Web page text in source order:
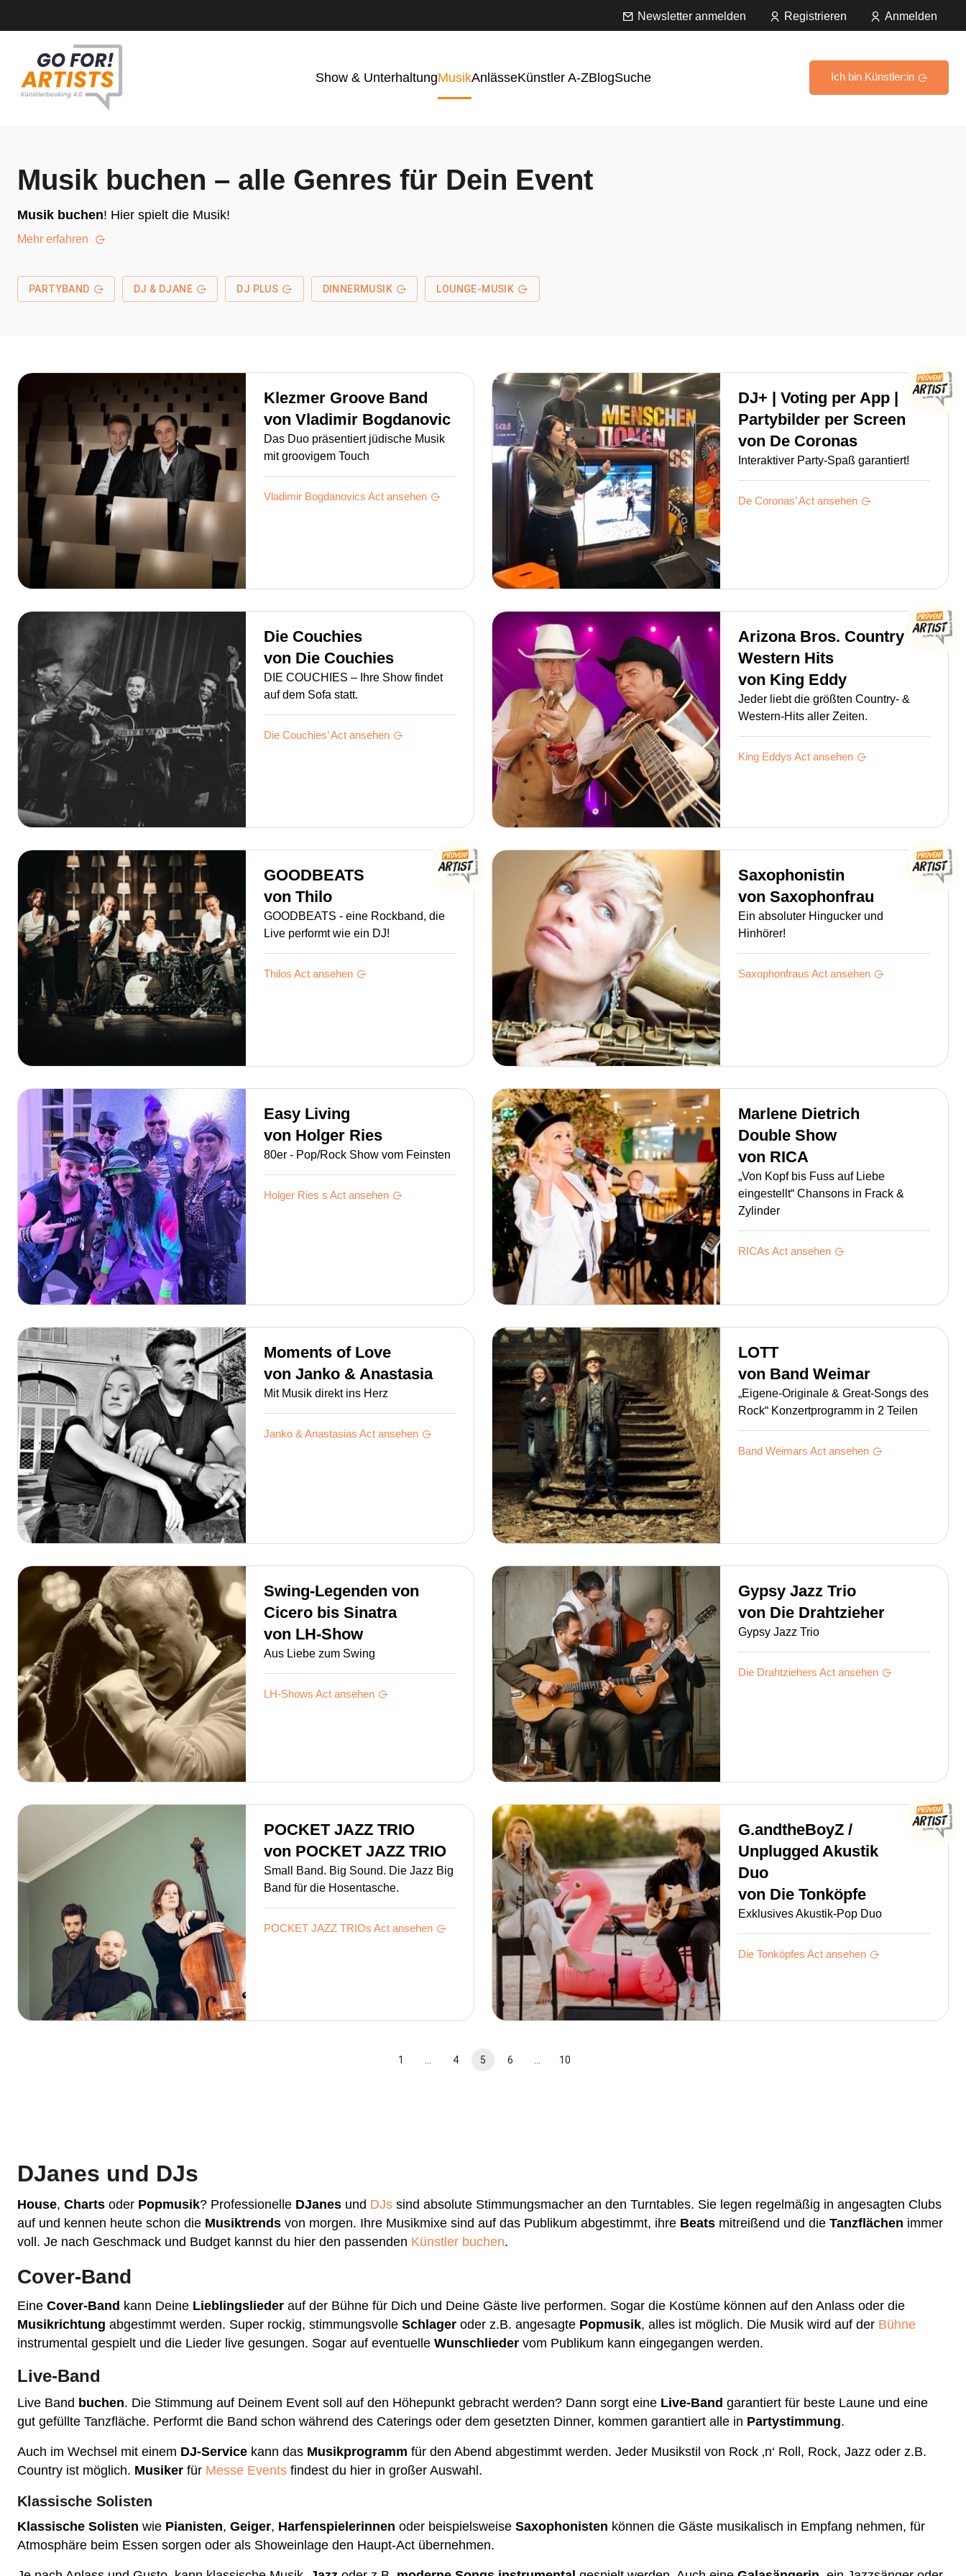
Newsletter anmelden Registrieren Anmelden
Show & UnterhaltungMusikAnlässeKünstler A-ZBlogSuche Ich bin Künstler:in
Musik buchen – alle Genres für Dein Event
Musik buchen! Hier spielt die Musik!
Mehr erfahren
PARTYBAND DJ & DJANE DJ PLUS DINNERMUSIK LOUNGE-MUSIK
Klezmer Groove Band
von Vladimir Bogdanovic
Das Duo präsentiert jüdische Musik
mit groovigem Touch
Vladimir Bogdanovics Act ansehen
DJ+ | Voting per App |
Partybilder per Screen
von De Coronas
Interaktiver Party-Spaß garantiert!
De Coronas’Act ansehen
Die Couchies
von Die Couchies
DIE COUCHIES – Ihre Show findet
auf dem Sofa statt.
Die Couchies’Act ansehen
Arizona Bros. Country
Western Hits
von King Eddy
Jeder liebt die größten Country- &
Western-Hits aller Zeiten.
King Eddys Act ansehen
GOODBEATS
von Thilo
GOODBEATS - eine Rockband, die
Live performt wie ein DJ!
Thilos Act ansehen
Saxophonistin
von Saxophonfrau
Ein absoluter Hingucker und
Hinhörer!
Saxophonfraus Act ansehen
Easy Living
von Holger Ries
80er - Pop/Rock Show vom Feinsten
Holger Ries s Act ansehen
Marlene Dietrich
Double Show
von RICA
„Von Kopf bis Fuss auf Liebe
eingestellt“ Chansons in Frack &
Zylinder
RICAs Act ansehen
Moments of Love
von Janko & Anastasia
Mit Musik direkt ins Herz
Janko & Anastasias Act ansehen
LOTT
von Band Weimar
„Eigene-Originale & Great-Songs des
Rock“ Konzertprogramm in 2 Teilen
Band Weimars Act ansehen
Swing-Legenden von
Cicero bis Sinatra
von LH-Show
Aus Liebe zum Swing
LH-Shows Act ansehen
Gypsy Jazz Trio
von Die Drahtzieher
Gypsy Jazz Trio
Die Drahtziehers Act ansehen
POCKET JAZZ TRIO
von POCKET JAZZ TRIO
Small Band. Big Sound. Die Jazz Big
Band für die Hosentasche.
POCKET JAZZ TRIOs Act ansehen
G.andtheBoyZ /
Unplugged Akustik
Duo
von Die Tonköpfe
Exklusives Akustik-Pop Duo
Die Tonköpfes Act ansehen
1 4 5 6 10
DJanes und DJs
House, Charts oder Popmusik? Professionelle DJanes und DJs sind absolute Stimmungsmacher an den Turntables. Sie legen regelmäßig in angesagten Clubs
auf und kennen heute schon die Musiktrends von morgen. Ihre Musikmixe sind auf das Publikum abgestimmt, ihre Beats mitreißend und die Tanzflächen immer
voll. Je nach Geschmack und Budget kannst du hier den passenden Künstler buchen.
Cover-Band
Eine Cover-Band kann Deine Lieblingslieder auf der Bühne für Dich und Deine Gäste live performen. Sogar die Kostüme können auf den Anlass oder die
Musikrichtung abgestimmt werden. Super rockig, stimmungsvolle Schlager oder z.B. angesagte Popmusik, alles ist möglich. Die Musik wird auf der Bühne
instrumental gespielt und die Lieder live gesungen. Sogar auf eventuelle Wunschlieder vom Publikum kann eingegangen werden.
Live-Band
Live Band buchen. Die Stimmung auf Deinem Event soll auf den Höhepunkt gebracht werden? Dann sorgt eine Live-Band garantiert für beste Laune und eine
gut gefüllte Tanzfläche. Performt die Band schon während des Caterings oder dem gesetzten Dinner, kommen garantiert alle in Partystimmung.
Auch im Wechsel mit einem DJ-Service kann das Musikprogramm für den Abend abgestimmt werden. Jeder Musikstil von Rock ‚n‘ Roll, Rock, Jazz oder z.B.
Country ist möglich. Musiker für Messe Events findest du hier in großer Auswahl.
Klassische Solisten
Klassische Solisten wie Pianisten, Geiger, Harfenspielerinnen oder beispielsweise Saxophonisten können die Gäste musikalisch in Empfang nehmen, für
Atmosphäre beim Essen sorgen oder als Showeinlage den Haupt-Act übernehmen.